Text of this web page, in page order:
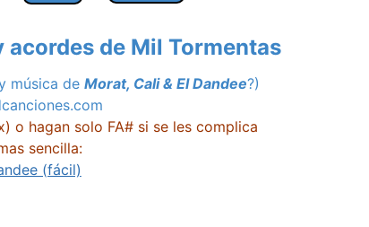
acordes de Mil Tormentas
música deMorat, Cali & El Dandee?)
o hagan solo FA# si se les complica
sencilla:
(fácil)